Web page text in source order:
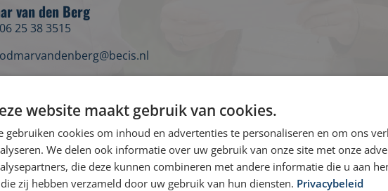
van den Berg
06 25 38 3515
odmarvandenberg@becis.nl
website maakt gebruik van cookies.
gebruiken cookies om inhoud en advertenties te personaliseren en om ons
We delen ook informatie over uw gebruik van onze site met onze
die deze kunnen combineren met andere informatie die u aan
zij hebben verzameld door uw gebruik van hun diensten. Privacybeleid